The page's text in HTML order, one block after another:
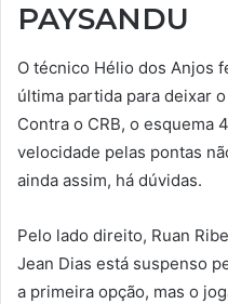
PAYSANDU
O técnico Hélio dos Anjos
última partida para deixar
Contra o CRB, o esquema
velocidade pelas pontas
ainda assim, há dúvidas.
Pelo lado direito, Ruan
Jean Dias está suspenso
a primeira opção, mas o